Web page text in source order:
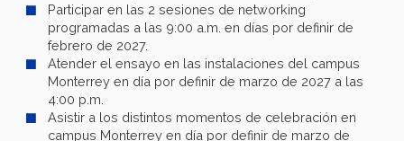
Participar en las 2 sesiones de networking
programadas a las 9:00 a.m. en días por definir de
febrero de 2027.
Atender el ensayo en las instalaciones del campus
Monterrey en día por definir de marzo de 2027 a las
4:00 p.m.
Asistir a los distintos momentos de celebración en
campus Monterrey en día por definir de marzo de